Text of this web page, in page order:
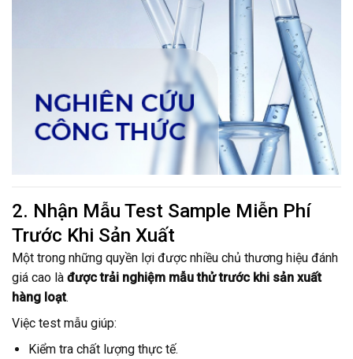
2. Nhận Mẫu Test Sample Miễn Phí
Trước Khi Sản Xuất
Một trong những quyền lợi được nhiều chủ thương hiệu đánh
giá cao là được trải nghiệm mẫu thử trước khi sản xuất
hàng loạt.
Việc test mẫu giúp:
Kiểm tra chất lượng thực tế.